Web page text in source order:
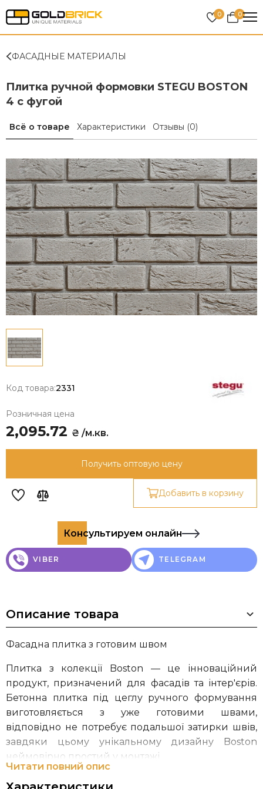
0 0
ФАСАДНЫЕ МАТЕРИАЛЫ
Плитка ручной формовки STEGU BOSTON
4 с фугой
Всё о товаре Характеристики Отзывы (0)
Код товара:2331
Розничная цена
2,095.72 ₴ /м.кв.
Получить оптовую цену
Добавить в корзину
Консультируем онлайн
VIBER TELEGRAM
Описание товара
Фасадна плитка з готовим швом
Плитка з колекції Boston — це інноваційний
продукт, призначений для фасадів та інтер'єрів.
Бетонна плитка під цеглу ручного формування
виготовляється з уже готовими швами,
відповідно не потребує подальшої затирки швів,
завдяки цьому унікальному дизайну Boston
неймовірно простий у монтажі.
Польська компанія STEGU є лідером у Європі з
Читати повний опис